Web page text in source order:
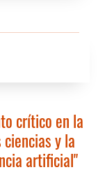
crítico en la
y la
artificial"